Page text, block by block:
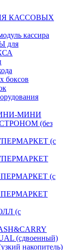
КАССОВЫХ
кассира
для
боксов
МИНИ
(без
(с
(с
(с
(сдвоенный)
накопитель)